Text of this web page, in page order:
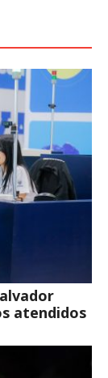
atendidos